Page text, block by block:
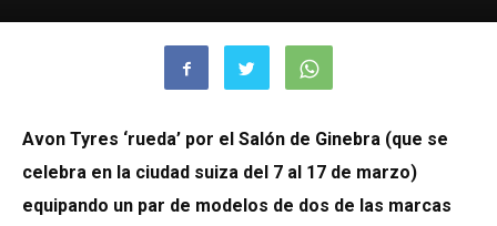
Avon Tyres ‘rueda’ por el Salón de Ginebra (que se
celebra en la ciudad suiza del 7 al 17 de marzo)
equipando un par de modelos de dos de las marcas